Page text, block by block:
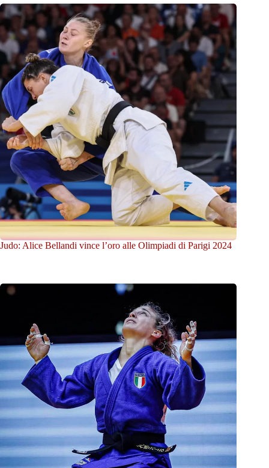
Judo: Alice Bellandi vince l’oro alle Olimpiadi di Parigi 2024